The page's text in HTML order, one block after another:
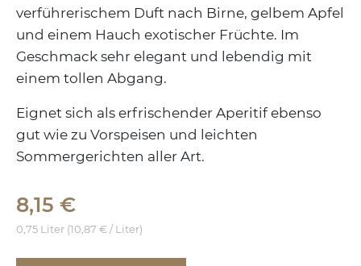
verführerischem Duft nach Birne, gelbem Apfel
und einem Hauch exotischer Früchte. Im
Geschmack sehr elegant und lebendig mit
einem tollen Abgang.
Eignet sich als erfrischender Aperitif ebenso
gut wie zu Vorspeisen und leichten
Sommergerichten aller Art.
8,15 €
0,75 Liter (10,87 € / Liter)